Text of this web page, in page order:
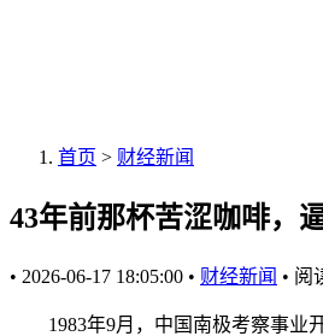
首页 > 财经新闻
43年前那杯苦涩咖啡，
• 2026-06-17 18:05:00 • 财经新闻 • 阅
1983年9月，中国南极考察事业开